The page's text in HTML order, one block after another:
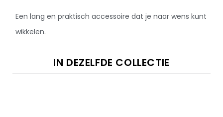
Een lang en praktisch accessoire dat je naar wens kunt
wikkelen.
IN DEZELFDE COLLECTIE